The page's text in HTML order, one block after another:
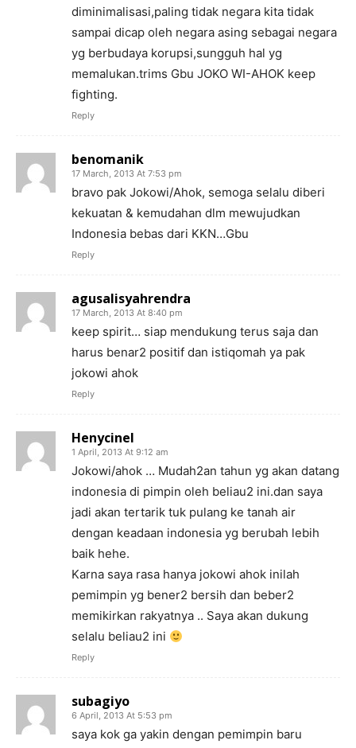
diminimalisasi,paling tidak negara kita tidak
sampai dicap oleh negara asing sebagai negara
yg berbudaya korupsi,sungguh hal yg
memalukan.trims Gbu JOKO WI-AHOK keep
fighting.
Reply
benomanik
17 March, 2013 At 7:53 pm
bravo pak Jokowi/Ahok, semoga selalu diberi
kekuatan & kemudahan dlm mewujudkan
Indonesia bebas dari KKN…Gbu
Reply
agusalisyahrendra
17 March, 2013 At 8:40 pm
keep spirit… siap mendukung terus saja dan
harus benar2 positif dan istiqomah ya pak
jokowi ahok
Reply
Henycinel
1 April, 2013 At 9:12 am
Jokowi/ahok … Mudah2an tahun yg akan datang
indonesia di pimpin oleh beliau2 ini.dan saya
jadi akan tertarik tuk pulang ke tanah air
dengan keadaan indonesia yg berubah lebih
baik hehe.
Karna saya rasa hanya jokowi ahok inilah
pemimpin yg bener2 bersih dan beber2
memikirkan rakyatnya .. Saya akan dukung
selalu beliau2 ini
Reply
subagiyo
6 April, 2013 At 5:53 pm
saya kok ga yakin dengan pemimpin baru